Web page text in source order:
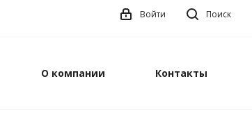
Поиск
Войти
О компании Контакты